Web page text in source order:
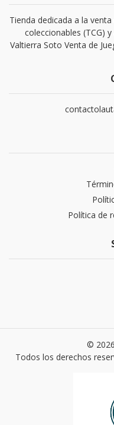
Tienda dedicada a la
coleccionables (TCG)
Valtierra Soto Venta de
Política de
©
Todos los derechos